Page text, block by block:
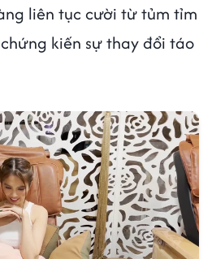
liên tục cười từ tủm tỉm
kiến sự thay đổi táo